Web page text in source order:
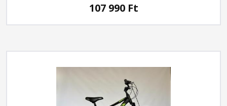
107 990 Ft